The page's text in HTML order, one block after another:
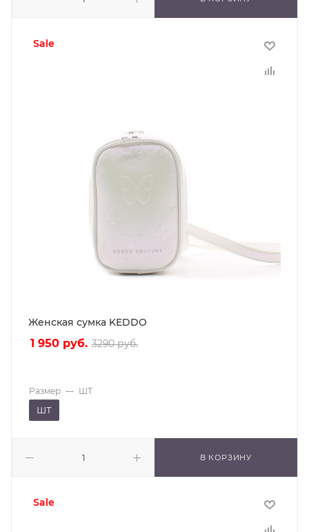
sale
Женская сумка KEDDO
1 950 руб. 3290руб.
В КОРЗИНУ
Размер — ШТ
ШТ
sale